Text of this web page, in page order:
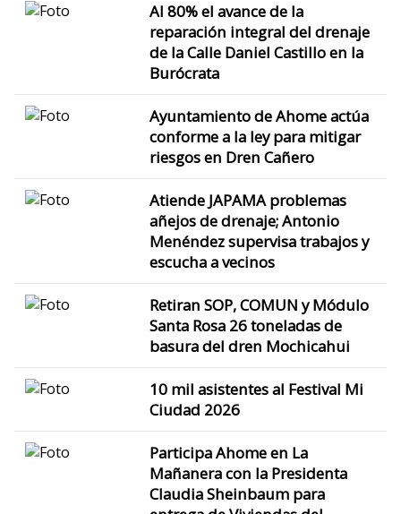
Al 80% el avance de la
reparación integral del drenaje
de la Calle Daniel Castillo en la
Burócrata
Ayuntamiento de Ahome actúa
conforme a la ley para mitigar
riesgos en Dren Cañero
Atiende JAPAMA problemas
añejos de drenaje; Antonio
Menéndez supervisa trabajos y
escucha a vecinos
Retiran SOP, COMUN y Módulo
Santa Rosa 26 toneladas de
basura del dren Mochicahui
10 mil asistentes al Festival Mi
Ciudad 2026
Participa Ahome en La
Mañanera con la Presidenta
Claudia Sheinbaum para